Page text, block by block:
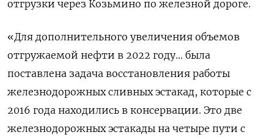
отгрузки через Козьмино по железной дороге.
«Для дополнительного увеличения объемов
отгружаемой нефти в 2022 году... была
поставлена задача восстановления работы
железнодорожных сливных эстакад, которые с
2016 года находились в консервации. Это две
железнодорожных эстакады на четыре пути с